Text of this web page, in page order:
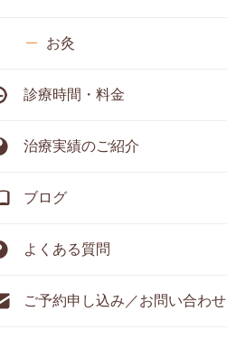
お灸
診療時間・料金
治療実績のご紹介
ブログ
よくある質問
ご予約申し込み／お問い合わせ